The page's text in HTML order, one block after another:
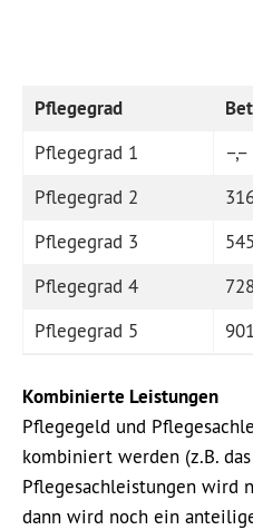
Pflegegrad
Pflegegrad 1
–,–
Pflegegrad 2
Pflegegrad 3
Pflegegrad 4
Pflegegrad 5
Kombinierte Leistungen
Pflegegeld und
kombiniert werden (z.B.
Pflegesachleistungen wird
dann wird noch ein